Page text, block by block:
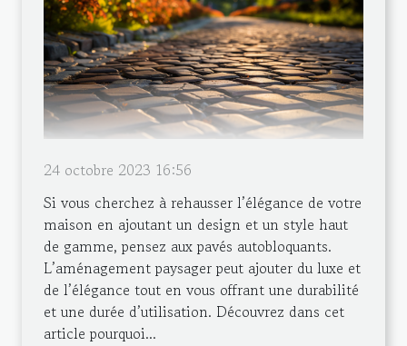
24 octobre 2023 16:56
Si vous cherchez à rehausser l’élégance de votre
maison en ajoutant un design et un style haut
de gamme, pensez aux pavés autobloquants.
L’aménagement paysager peut ajouter du luxe et
de l’élégance tout en vous offrant une durabilité
et une durée d’utilisation. Découvrez dans cet
article pourquoi...